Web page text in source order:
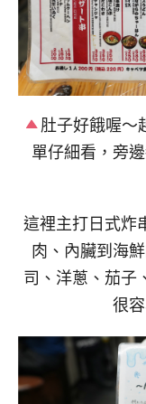
肚子好餓喔～
單仔細看，旁
這裡主打日式炸
肉、內臟到海
司、洋蔥、茄子
很